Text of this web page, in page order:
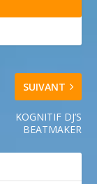
SUIVANT
KOGNITIF DJ’S
BEATMAKER